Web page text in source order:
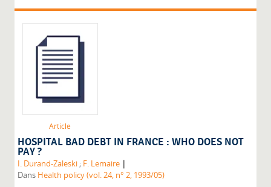
Article
HOSPITAL BAD DEBT IN FRANCE : WHO DOES NOT
PAY ?
I. Durand-Zaleski ; F. Lemaire |
Dans Health policy (vol. 24, n° 2, 1993/05)